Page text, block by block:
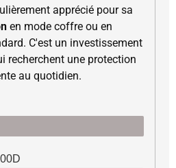
apprécié pour sa
en mode coffre ou en
C'est un investissement
recherchent une protection
au quotidien.